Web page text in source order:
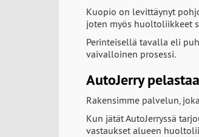
Kuopio on levittäynyt
joten myös huoltoliikkeet
Perinteisellä tavalla eli
vaivalloinen prosessi.
AutoJerry
Rakensimme palvelun,
Kun jätät AutoJerryssä
vastaukset alueen